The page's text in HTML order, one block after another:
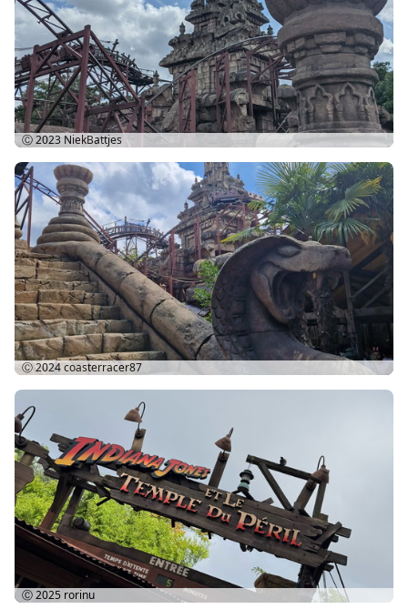
Ⓒ 2023NiekBattjes
Ⓒ 2024coasterracer87
Ⓒ 2025 rorinu